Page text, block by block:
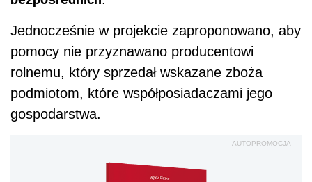
Jednocześnie w projekcie zaproponowano, aby
pomocy nie przyznawano producentowi
rolnemu, który sprzedał wskazane zboża
podmiotom, które współposiadaczami jego
gospodarstwa.
AUTOPROMOCJA